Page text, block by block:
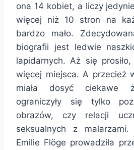
ona 14 kobiet, a liczy
więcej niż 10 stron na
bardzo mało.
biografii jest ledwie
lapidarnych. Aż się
więcej miejsca. A przecież
miała dosyć ciekawe
ograniczyły się tylko
obrazów, czy relacji
seksualnych z
Emilie Flöge prowadziła